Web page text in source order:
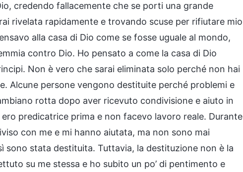
credendo fallacemente che se porti una grande
rivelata rapidamente e trovando scuse per rifiutare mio
alla casa di Dio come se fosse uguale al mondo,
contro Dio. Ho pensato a come la casa di Dio
Non è vero che sarai eliminata solo perché non hai
Alcune persone vengono destituite perché problemi e
rotta dopo aver ricevuto condivisione e aiuto in
predicatrice prima e non facevo lavoro reale. Durante
con me e mi hanno aiutata, ma non sono mai
stata destituita. Tuttavia, la destituzione non è la
su me stessa e ho subito un po’ di pentimento e